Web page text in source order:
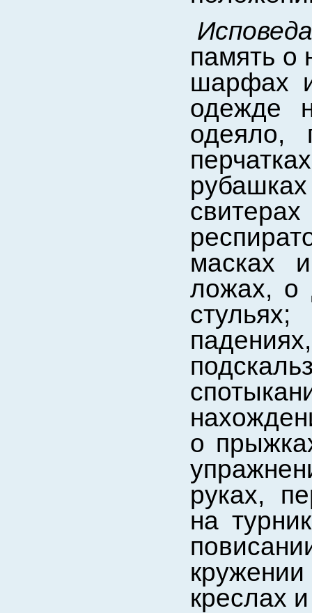
память о
шарфах
одежде
одеяло,
масках
ложах, о
о
руках,
на
креслах